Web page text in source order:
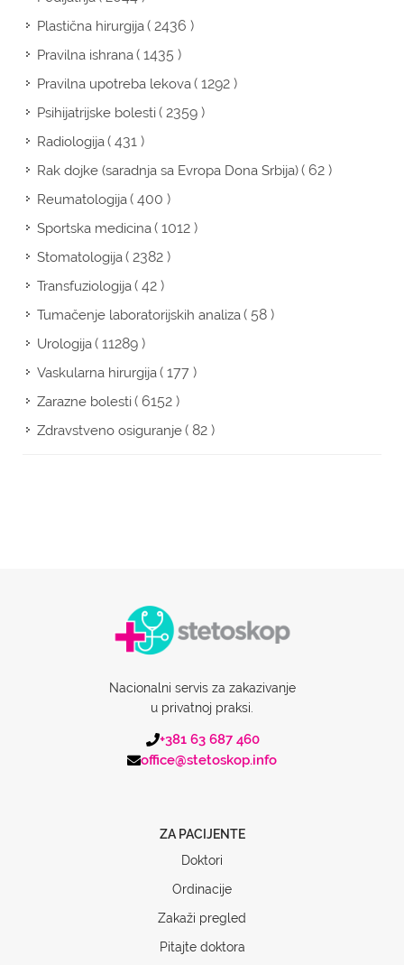
Plastična hirurgija( 2436 )
Pravilna ishrana( 1435 )
Pravilna upotreba lekova( 1292 )
Psihijatrijske bolesti( 2359 )
Radiologija( 431 )
Rak dojke (saradnja sa Evropa Dona Srbija)( 62 )
Reumatologija( 400 )
Sportska medicina( 1012 )
Stomatologija( 2382 )
Transfuziologija( 42 )
Tumačenje laboratorijskih analiza( 58 )
Urologija( 11289 )
Vaskularna hirurgija( 177 )
Zarazne bolesti( 6152 )
Zdravstveno osiguranje( 82 )
Nacionalni servis za zakazivanje
u privatnoj praksi.
+381 63 687 460
office@stetoskop.info
ZA PACIJENTE
Doktori
Ordinacije
Zakaži pregled
Pitajte doktora